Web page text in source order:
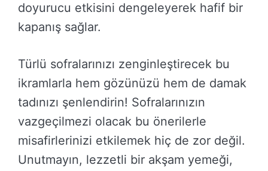
doyurucu etkisini dengeleyerek hafif bir
kapanış sağlar.
Türlü sofralarınızı zenginleştirecek bu
ikramlarla hem gözünüzü hem de damak
tadınızı şenlendirin! Sofralarınızın
vazgeçilmezi olacak bu önerilerle
misafirlerinizi etkilemek hiç de zor değil.
Unutmayın, lezzetli bir akşam yemeği,